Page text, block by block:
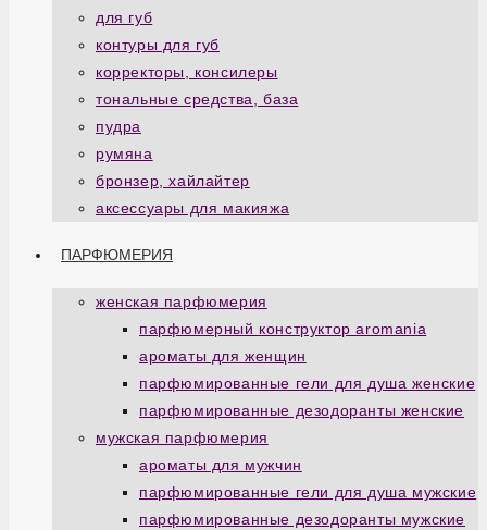
для губ
контуры для губ
корректоры, консилеры
тональные средства, база
пудра
румяна
бронзер, хайлайтер
аксессуары для макияжа
ПАРФЮМЕРИЯ
женская парфюмерия
парфюмерный конструктор aromania
ароматы для женщин
парфюмированные гели для душа женские
парфюмированные дезодоранты женские
мужская парфюмерия
ароматы для мужчин
парфюмированные гели для душа мужские
парфюмированные дезодоранты мужские